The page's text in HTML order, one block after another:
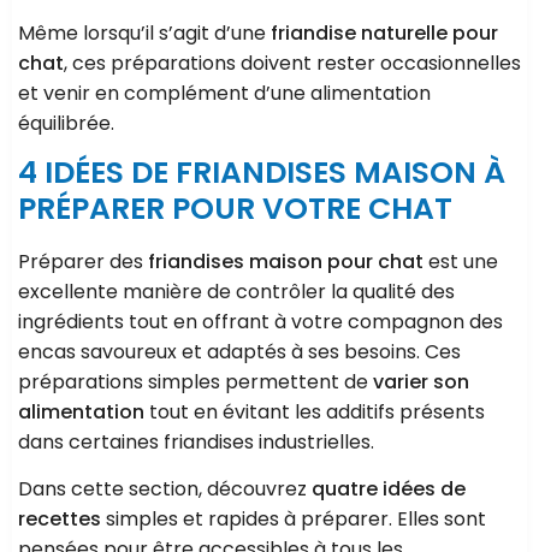
Même lorsqu’il s’agit d’une friandise naturelle pour
chat, ces préparations doivent rester occasionnelles
et venir en complément d’une alimentation
équilibrée.
4 IDÉES DE FRIANDISES MAISON À
PRÉPARER POUR VOTRE CHAT
Préparer des friandises maison pour chat est une
excellente manière de contrôler la qualité des
ingrédients tout en offrant à votre compagnon des
encas savoureux et adaptés à ses besoins. Ces
préparations simples permettent devarier son
alimentation tout en évitant les additifs présents
dans certaines friandises industrielles.
Dans cette section, découvrez quatre idées de
recettes simples et rapides à préparer. Elles sont